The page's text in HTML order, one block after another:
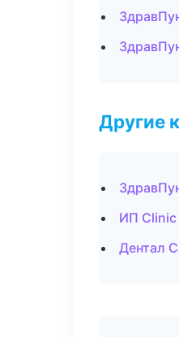
Другие
ИП Clinic
Дентал